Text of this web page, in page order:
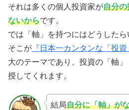
それは多くの個人投資家が自分の
ないからです。
では「軸」を持つにはどうしたら
そこが 『日本一カンタンな「投
大のテーマであり、投資の「軸
授してくれます。
結局自分に「軸」が